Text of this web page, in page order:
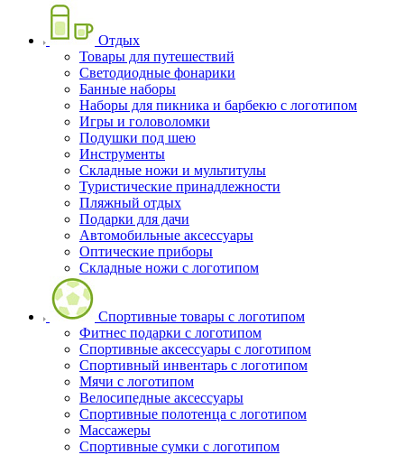
Отдых
Товары для путешествий
Светодиодные фонарики
Банные наборы
Наборы для пикника и барбекю с логотипом
Игры и головоломки
Подушки под шею
Инструменты
Складные ножи и мультитулы
Туристические принадлежности
Пляжный отдых
Подарки для дачи
Автомобильные аксессуары
Оптические приборы
Складные ножи с логотипом
Спортивные товары с логотипом
Фитнес подарки с логотипом
Спортивные аксессуары с логотипом
Спортивный инвентарь с логотипом
Мячи с логотипом
Велосипедные аксессуары
Спортивные полотенца с логотипом
Массажеры
Спортивные сумки с логотипом